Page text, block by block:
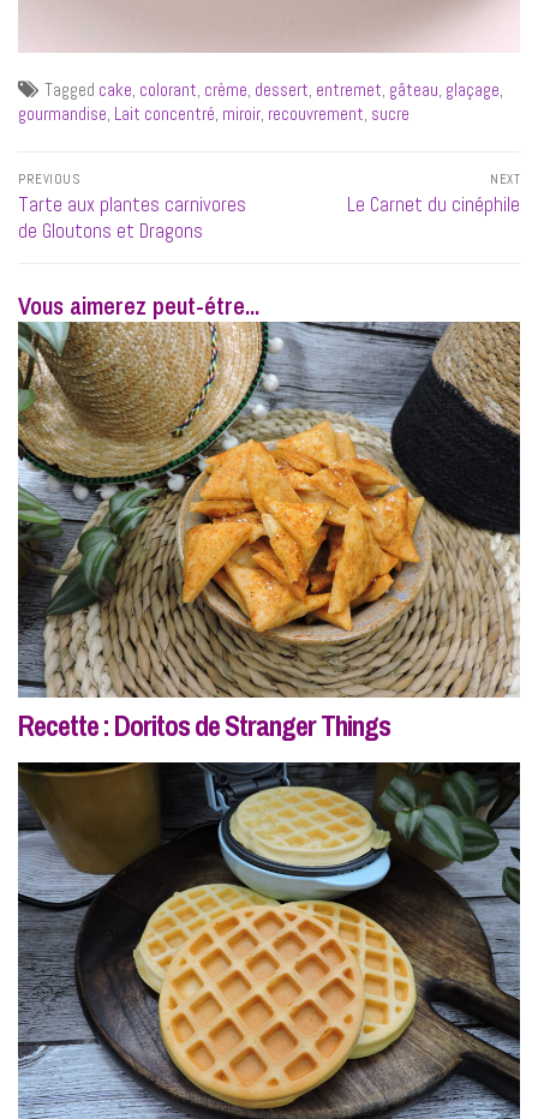
Tagged cake, colorant, crème, dessert, entremet, gâteau, glaçage,
gourmandise, Lait concentré, miroir, recouvrement, sucre
Navigation
de
l’article
PREVIOUS
Previous
post:
Tarte aux plantes carnivores
de Gloutons et Dragons
NEXT
Next
Le Carnet du cinéphile
Vous aimerez peut-étre...
Recette : Doritos de Stranger Things